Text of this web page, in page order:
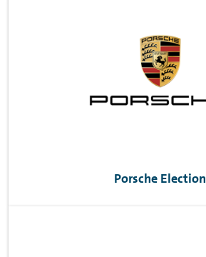
Porsche Election